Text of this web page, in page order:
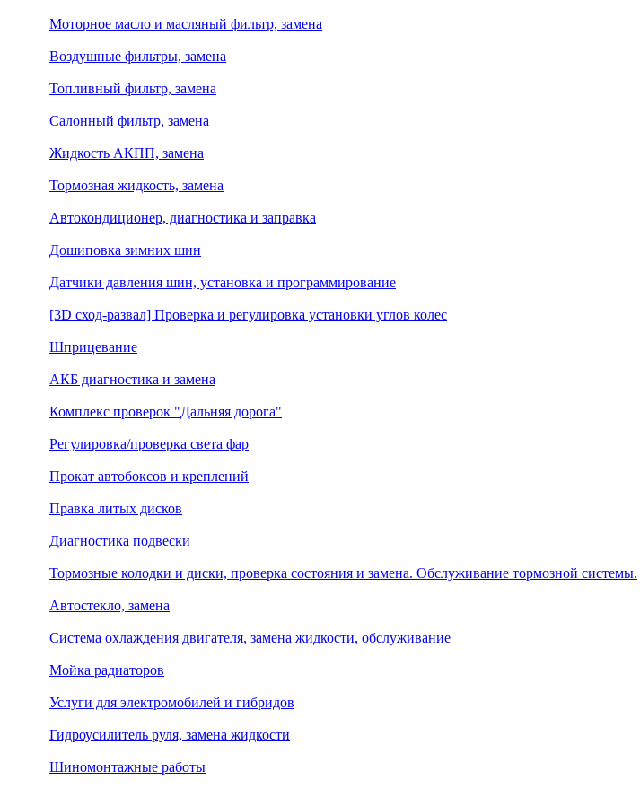
Моторное масло и масляный фильтр, замена
Воздушные фильтры, замена
Топливный фильтр, замена
Салонный фильтр, замена
Жидкость АКПП, замена
Тормозная жидкость, замена
Автокондиционер, диагностика и заправка
Дошиповка зимних шин
Датчики давления шин, установка и программирование
[3D сход-развал] Проверка и регулировка установки углов колес
Шприцевание
АКБ диагностика и замена
Комплекс проверок "Дальняя дорога"
Регулировка/проверка света фар
Прокат автобоксов и креплений
Правка литых дисков
Диагностика подвески
Тормозные колодки и диски, проверка состояния и замена. Обслуживание тормозной системы.
Автостекло, замена
Система охлаждения двигателя, замена жидкости, обслуживание
Мойка радиаторов
Услуги для электромобилей и гибридов
Гидроусилитель руля, замена жидкости
Шиномонтажные работы